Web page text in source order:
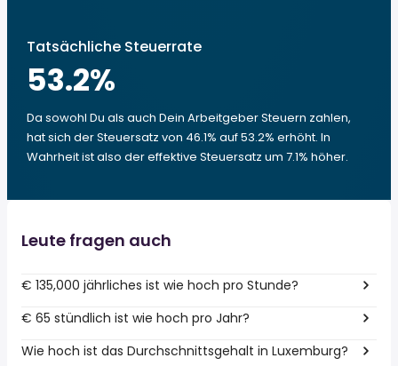
Tatsächliche Steuerrate
53.2%
Da sowohl Du als auch Dein Arbeitgeber Steuern zahlen,
hat sich der Steuersatz von 46.1% auf 53.2% erhöht. In
Wahrheit ist also der effektive Steuersatz um 7.1% höher.
Leute fragen auch
€ 135,000 jährliches ist wie hoch pro Stunde?
€ 65 stündlich ist wie hoch pro Jahr?
Wie hoch ist das Durchschnittsgehalt in Luxemburg?